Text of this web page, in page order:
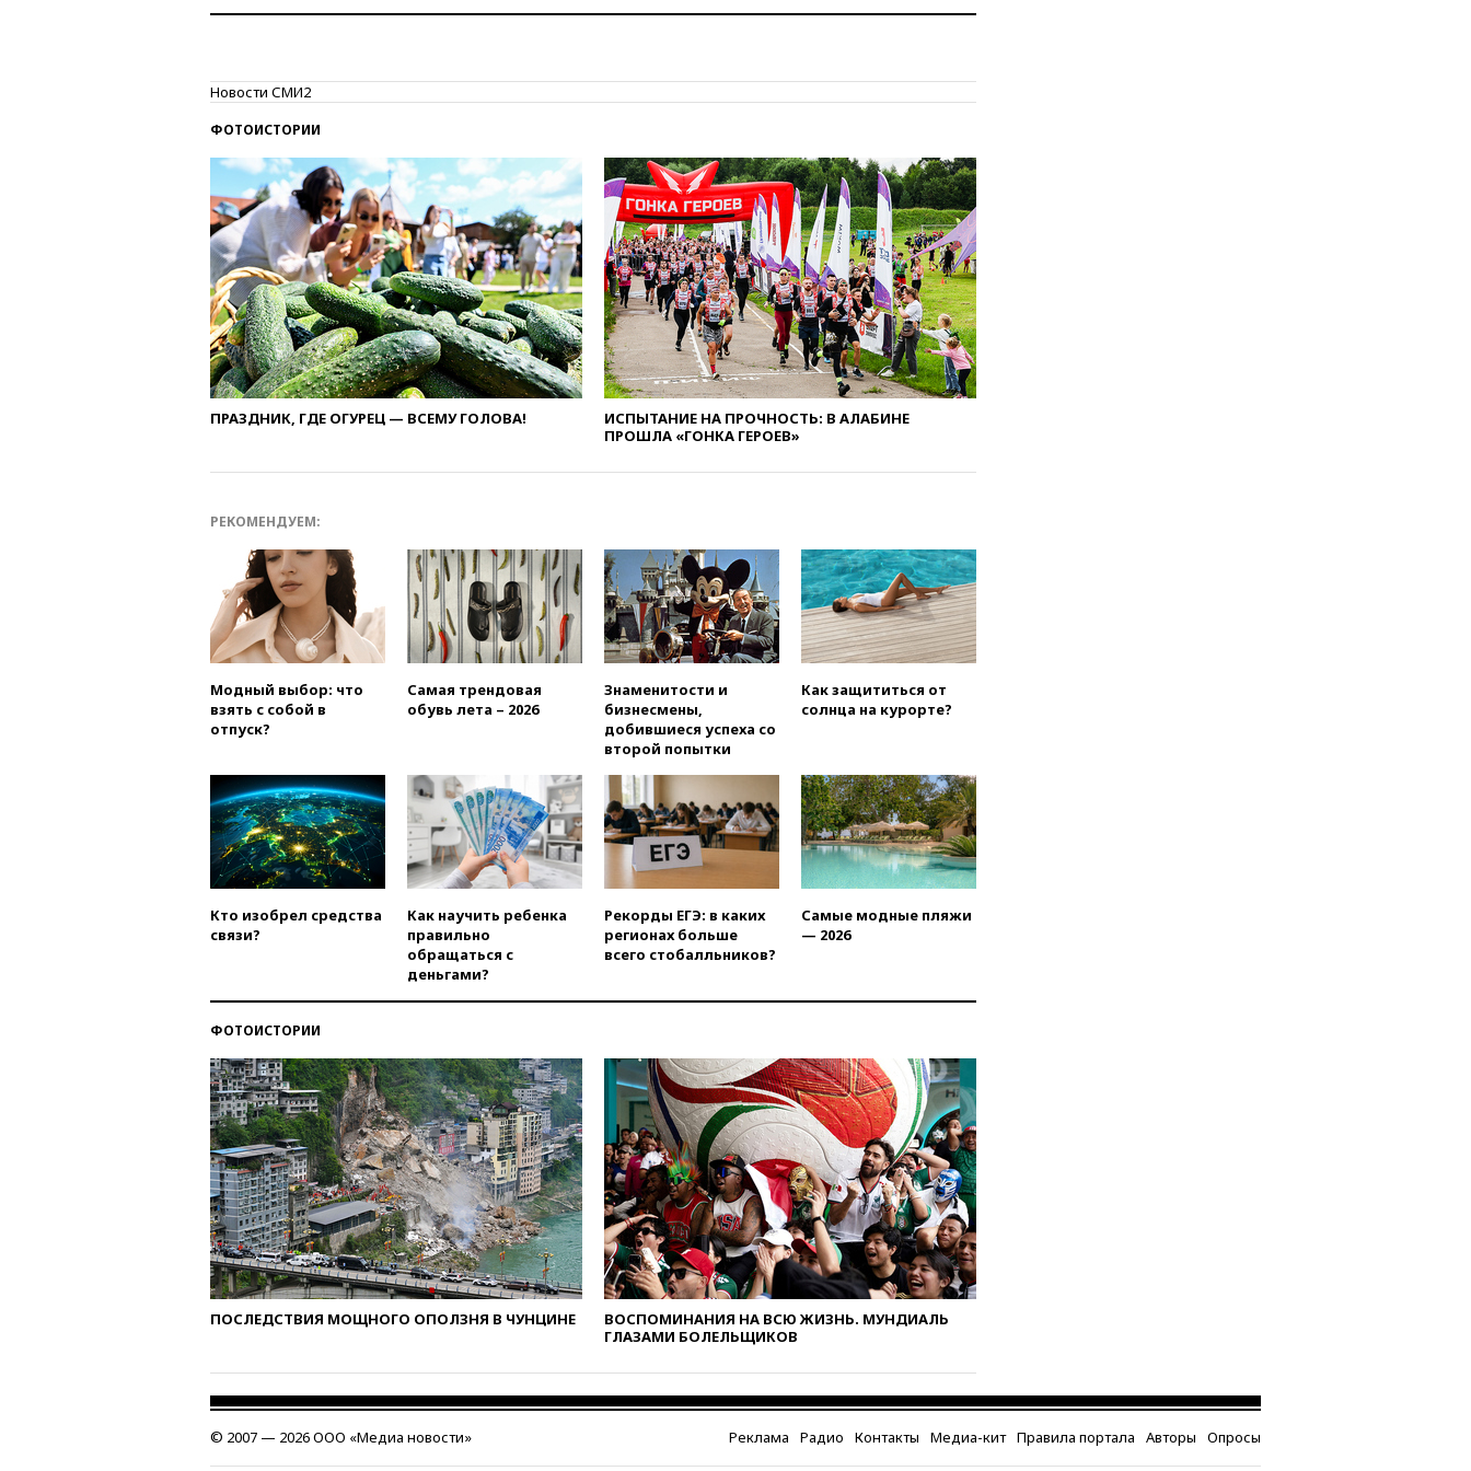
17:35Шесть человек
17:25В аэропортах Сочи и
17:17Власти РФ помогут
пострадавшему от атак на
склады Wildberries бизнесу
16:55Экс-директору Popcorn
Books запросили четыре года
условно
16:46ЦБ: международные
резервы России снизились
16:35На восстановление
Херсонской области направят
6,8 млрд рублей
США создали
15:35
Два человека погибли
при атаках дронов ВСУ в
Брянской области
15:15
В половине штатов США
сальмонеллеза
14:57
Жара в Европе может
14:49
Пентагон озаботился
критикой Трампа по поводу
дефицита боеприпасов
В Германии задержан
украинец за шпионаж на
оборонном предприятии
АТОР сообщила о
снижении цен на авиабилеты
14:14«Ведомости»: Озон банк
не пострадает от британских
санкций
13:58 Медведев назвал
Японию вассалом США
13:45 В Петербурге достроили
новый тоннель зеленой ветки
метро
13:38 В эфире «Радиостанции
Судного дня» прозвучали три
сообщения
13:29Восемь человек
со своим преемником
Новости СМИ2
ФОТОИСТОРИИ
ПРАЗДНИК, ГДЕ ОГУРЕЦ — ВСЕМУ ГОЛОВА!
ИСПЫТАНИЕ НА ПРОЧНОСТЬ: В АЛАБИНЕ
ПРОШЛА «ГОНКА ГЕРОЕВ»
РЕКОМЕНДУЕМ:
Модный выбор: что
взять с собой в
отпуск?
Самая трендовая
обувь лета – 2026
Знаменитости и
бизнесмены,
добившиеся успеха со
второй попытки
Как защититься от
солнца на курорте?
Кто изобрел средства
связи?
Как научить ребенка
правильно
обращаться с
деньгами?
Рекорды ЕГЭ: в каких
регионах больше
всего стобалльников?
Самые модные пляжи
— 2026
ФОТОИСТОРИИ
ПОСЛЕДСТВИЯ МОЩНОГО ОПОЛЗНЯ В ЧУНЦИНЕ
ВОСПОМИНАНИЯ НА ВСЮ ЖИЗНЬ. МУНДИАЛЬ
ГЛАЗАМИ БОЛЕЛЬЩИКОВ
© 2007 — 2026 ООО «Медиа новости» Реклама Радио Контакты Медиа-кит Правила портала Авторы Опросы